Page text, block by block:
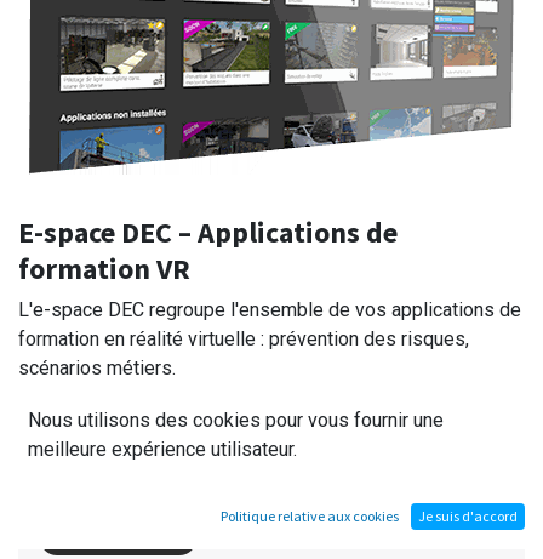
E-space DEC – Applications de
formation VR
L'e-space DEC regroupe l'ensemble de vos applications de
formation en réalité virtuelle : prévention des risques,
scénarios métiers.
Sur ordinateur
Nous utilisons des cookies pour vous fournir une
meilleure expérience utilisateur.
Politique relative aux cookies Je suis d'accord